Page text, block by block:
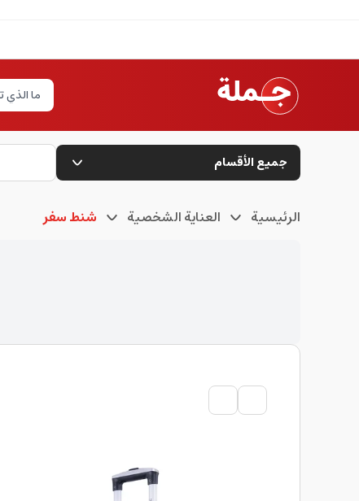
جميع الأقسام
الرئيسية العناية الشخصية شنط سفر